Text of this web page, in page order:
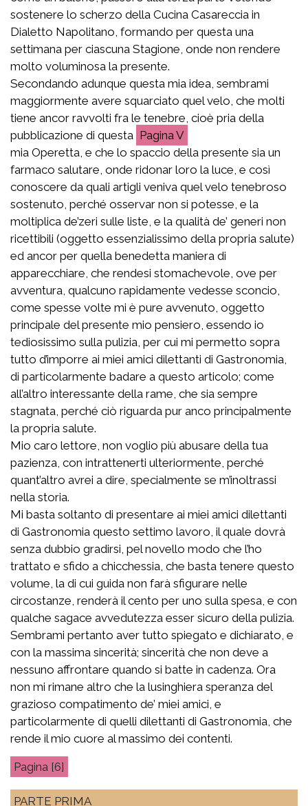
sostenere lo scherzo della Cucina Casareccia in
Dialetto Napolitano, formando per questa una
settimana per ciascuna Stagione, onde non rendere
molto voluminosa la presente.
Secondando adunque questa mia idea, sembrami
maggiormente avere squarciato quel velo, che molti
tiene ancor ravvolti fra le tenebre, cioè pria della
pubblicazione di questa
V
mia Operetta, e che lo spaccio della presente sia un
farmaco salutare, onde ridonar loro la luce, e così
conoscere da quali artigli veniva quel velo tenebroso
sostenuto, perché osservar non si potesse, e la
moltiplica de’zeri sulle liste, e la qualità de’ generi non
ricettibili (oggetto essenzialissimo della propria salute)
ed ancor per quella benedetta maniera di
apparecchiare, che rendesi stomachevole, ove per
avventura, qualcuno rapidamente vedesse sconcio,
come spesse volte mi è pure avvenuto, oggetto
principale del presente mio pensiero, essendo io
tediosissimo sulla pulizia, per cui mi permetto sopra
tutto d’imporre ai miei amici dilettanti di Gastronomia,
di particolarmente badare a questo articolo; come
all’altro interessante della rame, che sia sempre
stagnata, perché ciò riguarda pur anco principalmente
la propria salute.
Mio caro lettore, non voglio più abusare della tua
pazienza, con intrattenerti ulteriormente, perché
quant’altro avrei a dire, specialmente se m’inoltrassi
nella storia.
Mi basta soltanto di presentare ai miei amici dilettanti
di Gastronomia questo settimo lavoro, il quale dovrà
senza dubbio gradirsi, pel novello modo che l’ho
trattato e sfido a chicchessia, che basta tenere questo
volume, la di cui guida non farà sfigurare nelle
circostanze, renderà il cento per uno sulla spesa, e con
qualche sagace avvedutezza esser sicuro della pulizia.
Sembrami pertanto aver tutto spiegato e dichiarato, e
con la massima sincerità; sincerità che non deve a
nessuno affrontare quando si batte in cadenza. Ora
non mi rimane altro che la lusinghiera speranza del
grazioso compatimento de’ miei amici, e
particolarmente di quelli dilettanti di Gastronomia, che
rende il mio cuore al massimo dei contenti.
[6]
PARTE PRIMA